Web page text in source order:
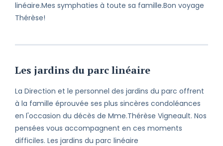
Perdre un être cher est toujours une
épreuve et ce, peu importe les
respectueux sentiments.
linéaire.Mes symphaties à toute sa famille.Bon voyage
Thérèse!
Les jardins du parc linéaire
La Direction et le personnel des jardins du parc offrent
à la famille éprouvée ses plus sincères condoléances
en l'occasion du décès de Mme.Thérèse Vigneault. Nos
pensées vous accompagnent en ces moments
difficiles. Les jardins du parc linéaire